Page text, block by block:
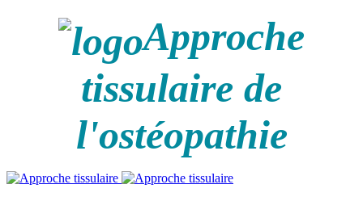
Approche
tissulaire de
l'ostéopathie